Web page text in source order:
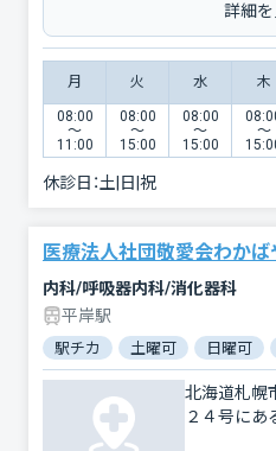
詳細を
月 火 水 木
08:00
〜
11:00
08:00
〜
15:00
08:00
〜
15:00
〜
休診日：土|日|祝
医療法人社団敬愛会わか
内科/呼吸器内科/消化器科
平岸駅
駅チカ 土曜可 日曜可
北海道札幌
２４号にあ